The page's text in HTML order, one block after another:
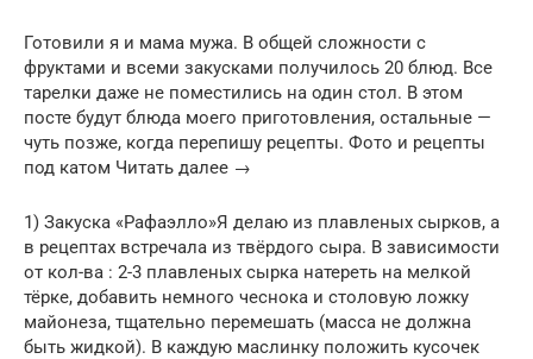
Готовили я и мама мужа. В общей сложности с
фруктами и всеми закусками получилось 20 блюд. Все
тарелки даже не поместились на один стол. В этом
посте будут блюда моего приготовления, остальные —
чуть позже, когда перепишу рецепты. Фото и рецепты
под катом Читать далее →
1) Закуска «Рафаэлло»Я делаю из плавленых сырков, а
в рецептах встречала из твёрдого сыра. В зависимости
от кол-ва : 2-3 плавленых сырка натереть на мелкой
тёрке, добавить немного чеснока и столовую ложку
майонеза, тщательно перемешать (масса не должна
быть жидкой). В каждую маслинку положить кусочек